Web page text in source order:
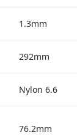
1.3mm
292mm
Nylon 6.6
76.2mm